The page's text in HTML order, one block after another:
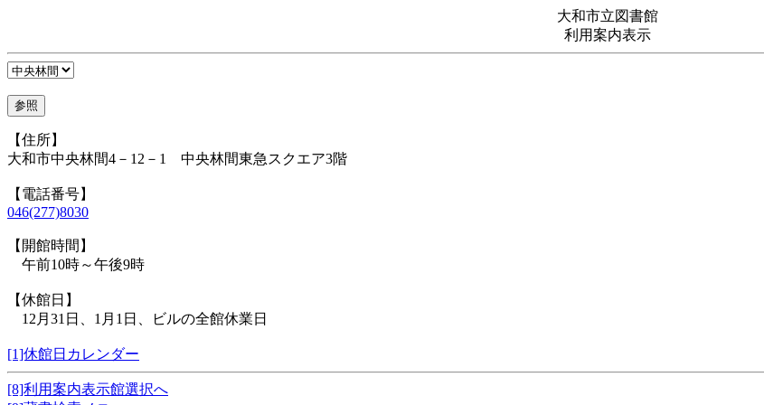
大和市立図書館
利用案内表示
【住所】
大和市中央林間4－12－1 中央林間東急スクエア3階
【電話番号】
046(277)8030
【開館時間】
午前10時～午後9時
【休館日】
12月31日、1月1日、ビルの全館休業日
[1]休館日カレンダー
[8]利用案内表示館選択へ